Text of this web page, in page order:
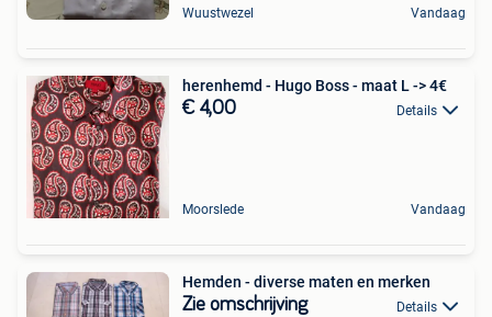
Wuustwezel Vandaag
herenhemd - Hugo Boss - maat L -> 4€
€ 4,00 Details
Moorslede Vandaag
Hemden - diverse maten en merken
Zie omschrijving Details